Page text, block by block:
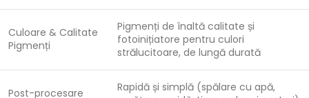
Culoare & Calitate
Pigmenți
Pigmenți de înaltă calitate și
fotoinițiatore pentru culori
strălucitoare, de lungă durată
Post-procesare
Rapidă și simplă (spălare cu apă,